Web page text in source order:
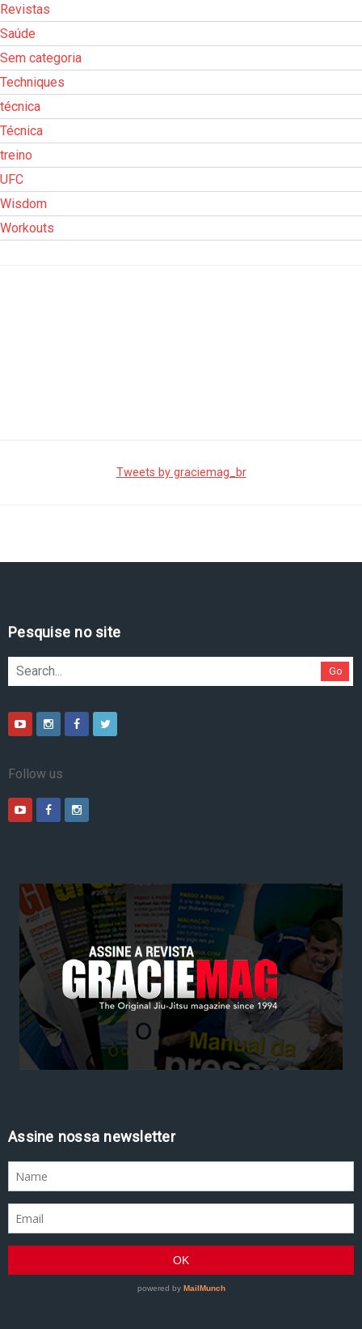
Revistas
Saúde
Sem categoria
Techniques
técnica
Técnica
treino
UFC
Wisdom
Workouts
Tweets by graciemag_br
Pesquise no site
Go
Follow us
Assine nossa newsletter